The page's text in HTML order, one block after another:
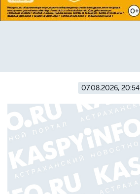
07.08.2026, 20:54